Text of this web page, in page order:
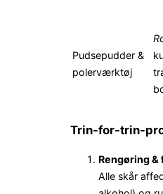
Pudsepudder &
polerværktøj
Trin-for-trin-
Rengøring
Alle skår